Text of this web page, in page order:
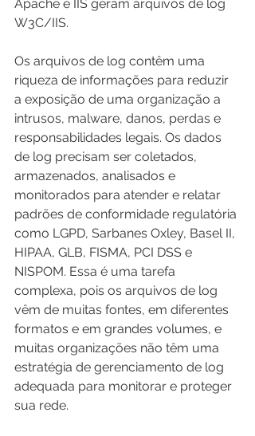
Apache e IIS geram arquivos de log
W3C/IIS.
Os arquivos de log contêm uma
riqueza de informações para reduzir
a exposição de uma organização a
intrusos, malware, danos, perdas e
responsabilidades legais. Os dados
de log precisam ser coletados,
armazenados, analisados ​​e
monitorados para atender e relatar
padrões de conformidade regulatória
como LGPD, Sarbanes Oxley, Basel II,
HIPAA, GLB, FISMA, PCI DSS e
NISPOM. Essa é uma tarefa
complexa, pois os arquivos de log
vêm de muitas fontes, em diferentes
formatos e em grandes volumes, e
muitas organizações não têm uma
estratégia de gerenciamento de log
adequada para monitorar e proteger
sua rede.